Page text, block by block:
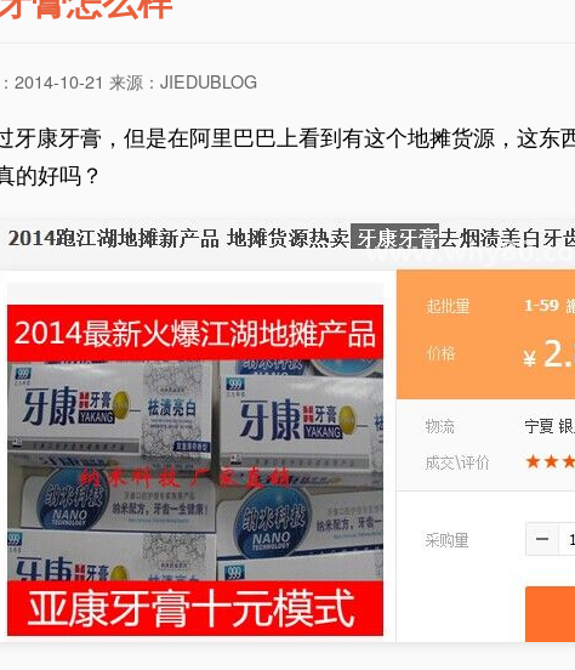
2014-10-21 来源：JIEDUBLOG
牙康牙膏，但是在阿里巴巴上看到有这个地摊货源，这东
的好吗？